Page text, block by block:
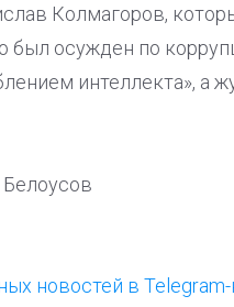
Колмагоров,
был осужден по
интеллекта», а
новостей в